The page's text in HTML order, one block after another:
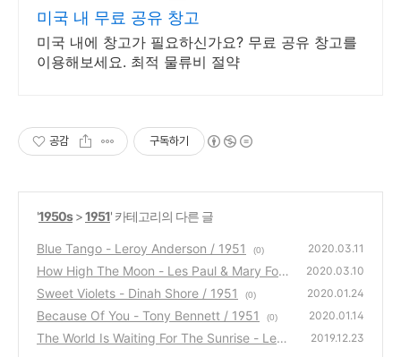
미국 내 무료 공유 창고
미국 내에 창고가 필요하신가요? 무료 공유 창고를
이용해보세요. 최적 물류비 절약
공감 구독하기
'1950s>1951' 카테고리의 다른 글
Blue Tango - Leroy Anderson / 1951 (0) 2020.03.11
How High The Moon - Les Paul & Mary Ford
/ 1951
(0)
2020.03.10
Sweet Violets - Dinah Shore / 1951 (0) 2020.01.24
Because Of You - Tony Bennett / 1951 (0) 2020.01.14
The World Is Waiting For The Sunrise - Les
2019.12.23